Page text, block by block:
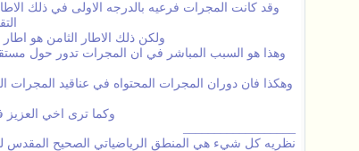
وقد كانت المجرات فرعيه بالدرجه الاولى في ذلك
ولكن ذلك الاطار الثامن هو
وهذا هو السبب المباشر في ان المجرات تدور حول
وهكذا فان دوران المجرات المحتواه في عناقيد
وكما ترى اخي العزيز
نظريه كل شيء هي المنطق الرياضياتي الصحيح المقدس